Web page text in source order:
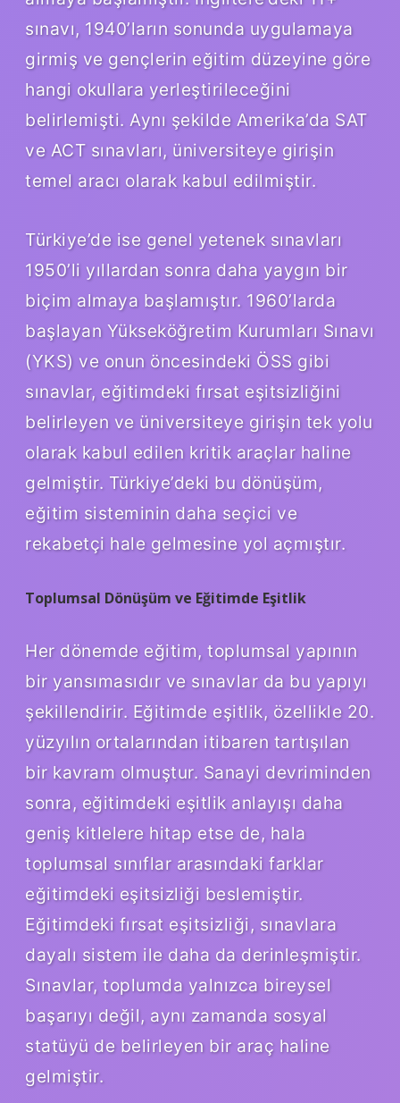
sınavı, 1940’ların sonunda uygulamaya
girmiş ve gençlerin eğitim düzeyine göre
hangi okullara yerleştirileceğini
belirlemişti. Aynı şekilde Amerika’da SAT
ve ACT sınavları, üniversiteye girişin
temel aracı olarak kabul edilmiştir.
Türkiye’de ise genel yetenek sınavları
1950’li yıllardan sonra daha yaygın bir
biçim almaya başlamıştır. 1960’larda
başlayan Yükseköğretim Kurumları Sınavı
(YKS) ve onun öncesindeki ÖSS gibi
sınavlar, eğitimdeki fırsat eşitsizliğini
belirleyen ve üniversiteye girişin tek yolu
olarak kabul edilen kritik araçlar haline
gelmiştir. Türkiye’deki bu dönüşüm,
eğitim sisteminin daha seçici ve
rekabetçi hale gelmesine yol açmıştır.
Toplumsal Dönüşüm ve Eğitimde Eşitlik
Her dönemde eğitim, toplumsal yapının
bir yansımasıdır ve sınavlar da bu yapıyı
şekillendirir. Eğitimde eşitlik, özellikle 20.
yüzyılın ortalarından itibaren tartışılan
bir kavram olmuştur. Sanayi devriminden
sonra, eğitimdeki eşitlik anlayışı daha
geniş kitlelere hitap etse de, hala
toplumsal sınıflar arasındaki farklar
eğitimdeki eşitsizliği beslemiştir.
Eğitimdeki fırsat eşitsizliği, sınavlara
dayalı sistem ile daha da derinleşmiştir.
Sınavlar, toplumda yalnızca bireysel
başarıyı değil, aynı zamanda sosyal
statüyü de belirleyen bir araç haline
gelmiştir.